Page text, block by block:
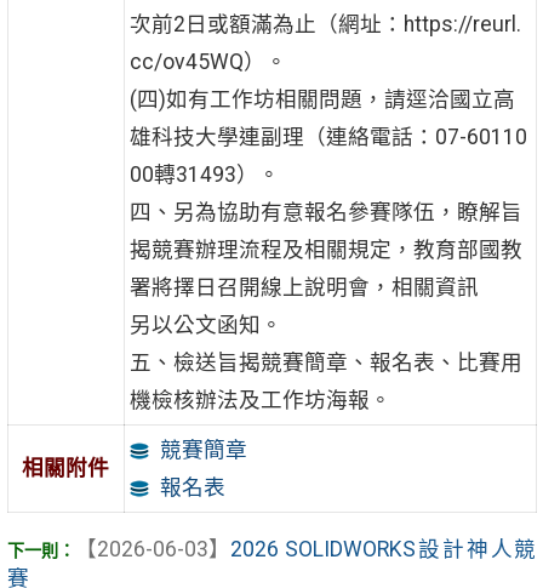
次前2日或額滿為止（網址：https://reurl.
cc/ov45WQ）。
(四)如有工作坊相關問題，請逕洽國立高
雄科技大學連副理（連絡電話：07-60110
00轉31493）。
四、另為協助有意報名參賽隊伍，瞭解旨
揭競賽辦理流程及相關規定，教育部國教
署將擇日召開線上說明會，相關資訊
另以公文函知。
五、檢送旨揭競賽簡章、報名表、比賽用
機檢核辦法及工作坊海報。
相關附件
競賽簡章
報名表
【2026-06-03】 2026 SOLIDWORKS設計神人競
賽